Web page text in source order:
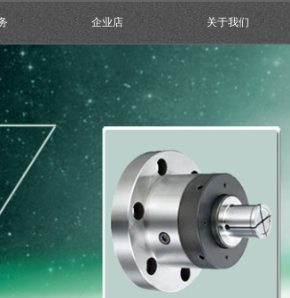
企业店 关于我们